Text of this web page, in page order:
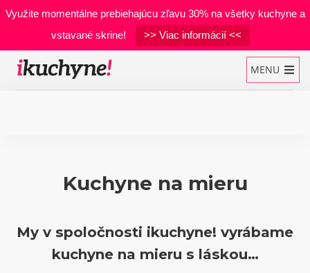
Využite momentálne prebiehajúcu zľavu 30% na všetky kuchyne a
vstavané skrine!
>> Viac informácií <<
MENU
Vstavané skrine
Realizácie
Materiály
Kuchyne na mieru
My v spoločnosti ikuchyne! vyrábame
kuchyne na mieru s láskou…